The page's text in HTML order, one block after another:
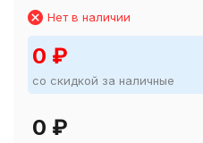
Нет в наличии
0 ₽
со скидкой за наличные
0 ₽